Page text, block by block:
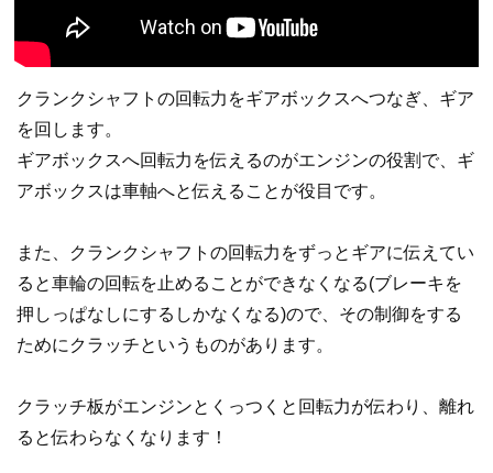
クランクシャフトの回転力をギアボックスへつなぎ、ギア
を回します。
ギアボックスへ回転力を伝えるのがエンジンの役割で、ギ
アボックスは車軸へと伝えることが役目です。
また、クランクシャフトの回転力をずっとギアに伝えてい
ると車輪の回転を止めることができなくなる(ブレーキを
押しっぱなしにするしかなくなる)ので、その制御をする
ためにクラッチというものがあります。
クラッチ板がエンジンとくっつくと回転力が伝わり、離れ
ると伝わらなくなります！